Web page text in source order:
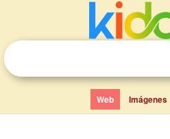
Web Imágenes